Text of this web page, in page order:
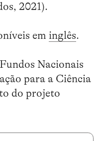
2021).
em inglês.
Nacionais
para a Ciência
do projeto